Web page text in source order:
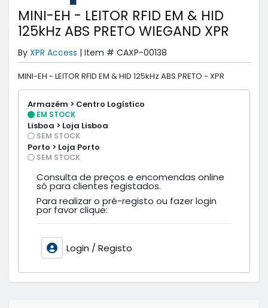
MINI-EH - LEITOR RFID EM & HID
125kHz ABS PRETO WIEGAND XPR
By XPR Access | Item # CAXP-00138
MINI-EH - LEITOR RFID EM & HID 125kHz ABS PRETO - XPR
Armazém > Centro Logístico
EM STOCK
Lisboa > Loja Lisboa
SEM STOCK
Porto > Loja Porto
SEM STOCK
Consulta de preços e encomendas online
só para clientes registados.
Para realizar o pré-registo ou fazer login
por favor clique:
Login / Registo